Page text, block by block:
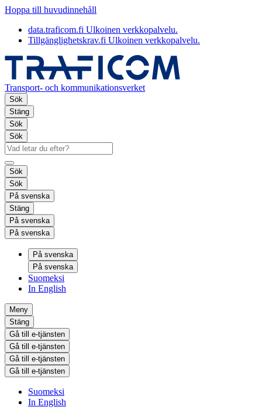
Hoppa till huvudinnehåll
data.traficom.fi Ulkoinen verkkopalvelu.
Tillgänglighetskrav.fi Ulkoinen verkkopalvelu.
Transport- och kommunikationsverket
Sök
Stäng
Sök
Sök
Sök
Sök
På svenska
Stäng
På svenska
På svenska
På svenska
På svenska
Suomeksi
In English
Meny
Stäng
Gå till e-tjänsten
Gå till e-tjänsten
Gå till e-tjänsten
Gå till e-tjänsten
Suomeksi
In English